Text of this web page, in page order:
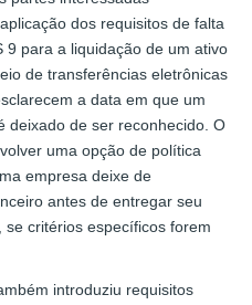
dos requisitos de falta
9 para a liquidação de um ativo
de transferências eletrônicas
a data em que um
deixado de ser reconhecido. O
uma opção de política
empresa deixe de
antes de entregar seu
critérios específicos forem
introduziu requisitos